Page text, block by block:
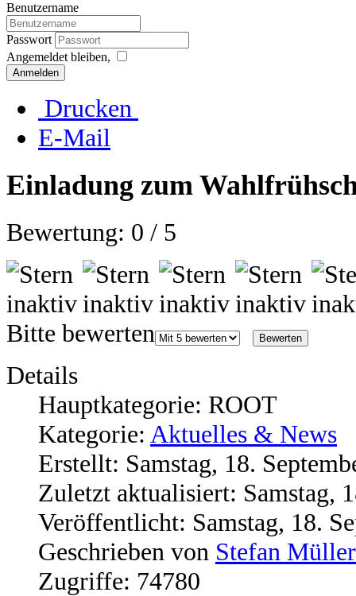
Benutzername
Passwort
Angemeldet bleiben,
Anmelden
Drucken
E-Mail
Einladung zum
Bewertung: 0 / 5
Bitte bewerten
Details
Hauptkategorie: ROOT
Kategorie: Aktuelles & News
Erstellt: Samstag, 18.
Zuletzt aktualisiert: Samstag,
Veröffentlicht: Samstag, 18.
Geschrieben von Stefan Müller
Zugriffe: 74780